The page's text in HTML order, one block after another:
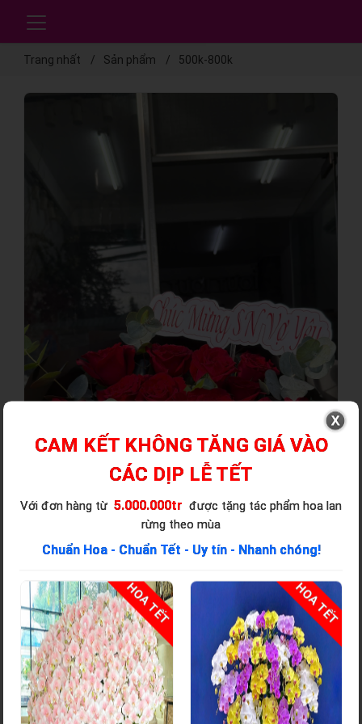
Trang nhất Sản phẩm 500k-800k
CAM KẾT KHÔNG TĂNG GIÁ VÀO
CÁC DỊP LỄ TẾT
Với đơn hàng từ 5.000.000tr được tặng tác phẩm hoa lan
rừng theo mùa
Chuẩn Hoa - Chuẩn Tết - Uy tín - Nhanh chóng!
HOA TẾT HOA TẾT